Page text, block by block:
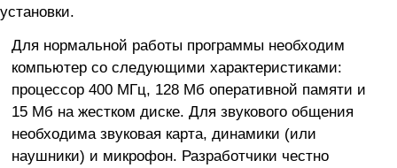
установки.
Для нормальной работы программы необходим
компьютер со следующими характеристиками:
процессор 400 МГц, 128 Мб оперативной памяти и
15 Мб на жестком диске. Для звукового общения
необходима звуковая карта, динамики (или
наушники) и микрофон. Разработчики честно